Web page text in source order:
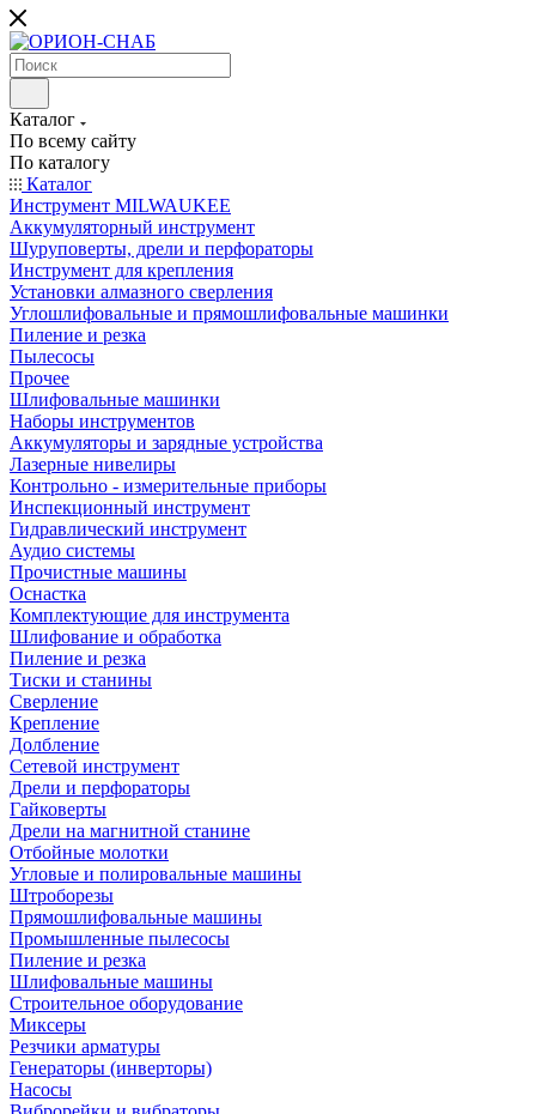
Каталог
По всему сайту
По каталогу
Каталог
Инструмент MILWAUKEE
Аккумуляторный инструмент
Шуруповерты, дрели и перфораторы
Инструмент для крепления
Установки алмазного сверления
Углошлифовальные и прямошлифовальные машинки
Пиление и резка
Пылесосы
Прочее
Шлифовальные машинки
Наборы инструментов
Аккумуляторы и зарядные устройства
Лазерные нивелиры
Контрольно - измерительные приборы
Инспекционный инструмент
Гидравлический инструмент
Аудио системы
Прочистные машины
Оснастка
Комплектующие для инструмента
Шлифование и обработка
Пиление и резка
Тиски и станины
Сверление
Крепление
Долбление
Сетевой инструмент
Дрели и перфораторы
Гайковерты
Дрели на магнитной станине
Отбойные молотки
Угловые и полировальные машины
Штроборезы
Прямошлифовальные машины
Промышленные пылесосы
Пиление и резка
Шлифовальные машины
Строительное оборудование
Миксеры
Резчики арматуры
Генераторы (инверторы)
Насосы